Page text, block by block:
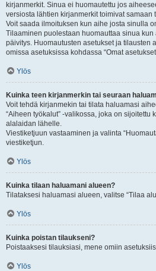
kirjanmerkit. Sinua ei huomautettu jos
versiosta lähtien kirjanmerkit toimivat
Voit saada ilmoituksen kun aihe josta sinulla
Tilaaminen puolestaan huomauttaa sinua
päivitys. Huomautusten asetukset ja tilausten
omissa asetuksissa kohdassa “Omat
Ylös
Kuinka teen kirjanmerkin tai seuraan
Voit tehdä kirjanmekin tai tilata haluamasi
“Aiheen työkalut” -valikossa, joka on sijoitettu
alalaidan lähelle.
Viestiketjuun vastaaminen ja valinta
viestiketjun.
Ylös
Kuinka tilaan haluamani alueen?
Tilataksesi haluamasi alueen, valitse “Tilaa
Ylös
Kuinka poistan tilaukseni?
Poistaaksesi tilauksiasi, mene omiin
Ylös